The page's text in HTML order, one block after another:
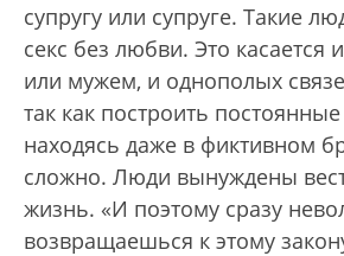
супругу или супруге. Такие
секс без любви. Это касается
или мужем, и однополых
так как построить
находясь даже в фиктивном
сложно. Люди вынуждены
жизнь. «И поэтому сразу
возвращаешься к этому